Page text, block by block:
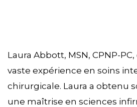
Laura Abbott, MSN, CPNP-
vaste expérience en soins
chirurgicale. Laura a obtenu
une maîtrise en sciences